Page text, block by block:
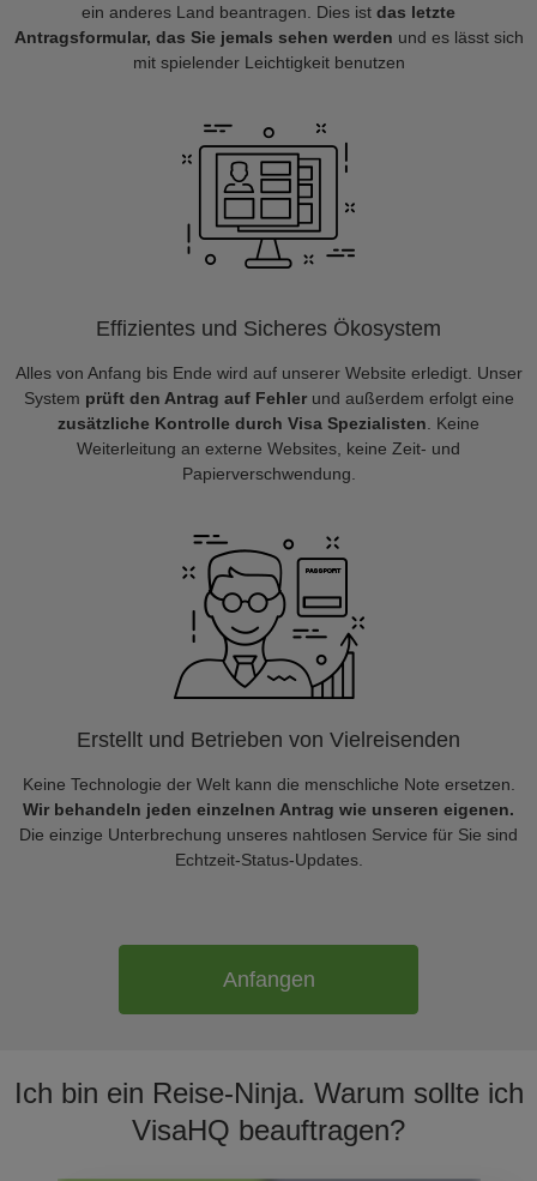
ein anderes Land beantragen. Dies ist das letzte
Antragsformular, das Sie jemals sehen werden und es lässt sich
mit spielender Leichtigkeit benutzen
Effizientes und Sicheres Ökosystem
Alles von Anfang bis Ende wird auf unserer Website erledigt. Unser
System prüft den Antrag auf Fehlerund außerdem erfolgt eine
zusätzliche Kontrolle durch Visa Spezialisten . Keine
Weiterleitung an externe Websites, keine Zeit- und
Papierverschwendung.
Erstellt und Betrieben von Vielreisenden
Keine Technologie der Welt kann die menschliche Note ersetzen.
Wir behandeln jeden einzelnen Antrag wie unseren eigenen.
Die einzige Unterbrechung unseres nahtlosen Service für Sie sind
Echtzeit-Status-Updates.
Anfangen
Ich bin ein Reise-Ninja. Warum sollte ich
VisaHQ beauftragen?